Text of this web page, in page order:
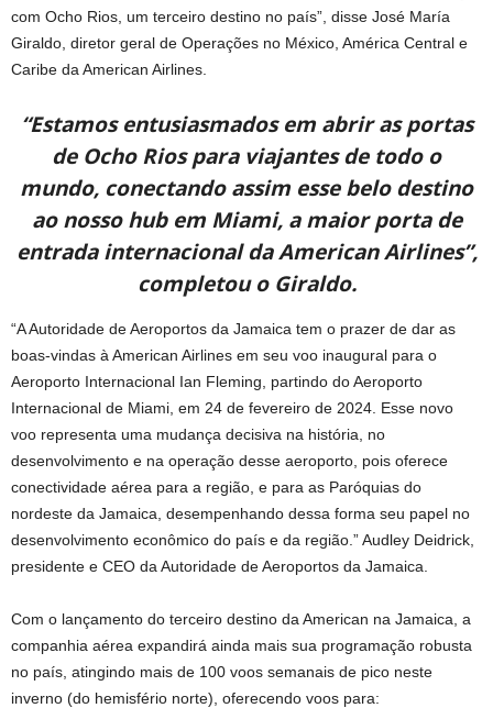
com Ocho Rios, um terceiro destino no país”, disse José María
Giraldo, diretor geral de Operações no México, América Central e
Caribe da American Airlines.
“Estamos entusiasmados em abrir as portas
de Ocho Rios para viajantes de todo o
mundo, conectando assim esse belo destino
ao nosso hub em Miami, a maior porta de
entrada internacional da American Airlines”,
completou o Giraldo.
“A Autoridade de Aeroportos da Jamaica tem o prazer de dar as
boas-vindas à American Airlines em seu voo inaugural para o
Aeroporto Internacional Ian Fleming, partindo do Aeroporto
Internacional de Miami, em 24 de fevereiro de 2024. Esse novo
voo representa uma mudança decisiva na história, no
desenvolvimento e na operação desse aeroporto, pois oferece
conectividade aérea para a região, e para as Paróquias do
nordeste da Jamaica, desempenhando dessa forma seu papel no
desenvolvimento econômico do país e da região.” Audley Deidrick,
presidente e CEO da Autoridade de Aeroportos da Jamaica.
Com o lançamento do terceiro destino da American na Jamaica, a
companhia aérea expandirá ainda mais sua programação robusta
no país, atingindo mais de 100 voos semanais de pico neste
inverno (do hemisfério norte), oferecendo voos para: